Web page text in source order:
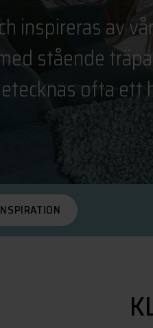
inspireras av
stående
ofta ett